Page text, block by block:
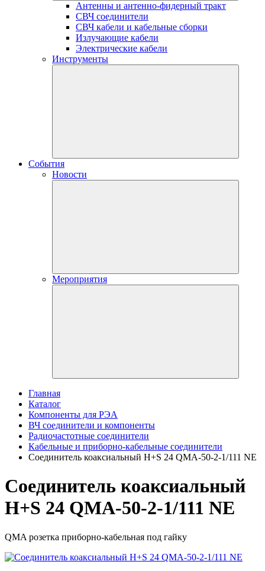
Антенны и антенно-фидерный тракт
СВЧ соединители
СВЧ кабели и кабельные сборки
Излучающие кабели
Электрические кабели
Инструменты
События
Новости
Мероприятия
Главная
Каталог
Компоненты для РЭА
ВЧ соединители и компоненты
Радиочастотные соединители
Кабельные и приборно-кабельные соединители
Соединитель коаксиальный H+S 24 QMA-50-2-1/111 NE
Соединитель коаксиальный
H+S 24 QMA-50-2-1/111 NE
QMA розетка приборно-кабельная под гайку